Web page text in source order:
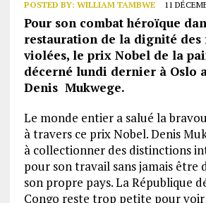
POSTED BY: WILLIAM TAMBWE 11
Pour son combat héroïque
restauration de la dignité des
violées, le prix Nobel de la
décerné lundi dernier à Oslo
Denis Mukwege.
Le monde entier a salué la
à travers ce prix Nobel. Denis
à collectionner des distinctions
pour son travail sans jamais être
son propre pays. La République
Congo reste trop petite pour